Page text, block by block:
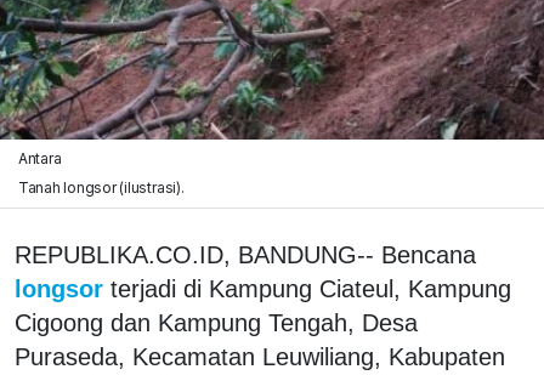
Antara
Tanah longsor (ilustrasi).
REPUBLIKA.CO.ID, BANDUNG-- Bencana
longsor terjadi di Kampung Ciateul, Kampung
Cigoong dan Kampung Tengah, Desa
Puraseda, Kecamatan Leuwiliang, Kabupaten